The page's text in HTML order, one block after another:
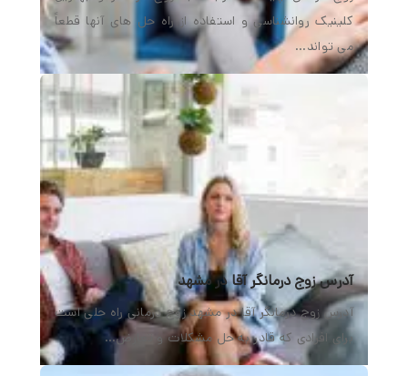
کلینیک روانشناسی و استفاده از راه‌ حل‌ های آنها قطعاً
می‌ تواند…
آدرس زوج درمانگر آقا در مشهد
آدرس زوج درمانگر آقا در مشهد زوج درمانی راه حلی است
برای افرادی که قادر به حل مشکلات و تعارض…